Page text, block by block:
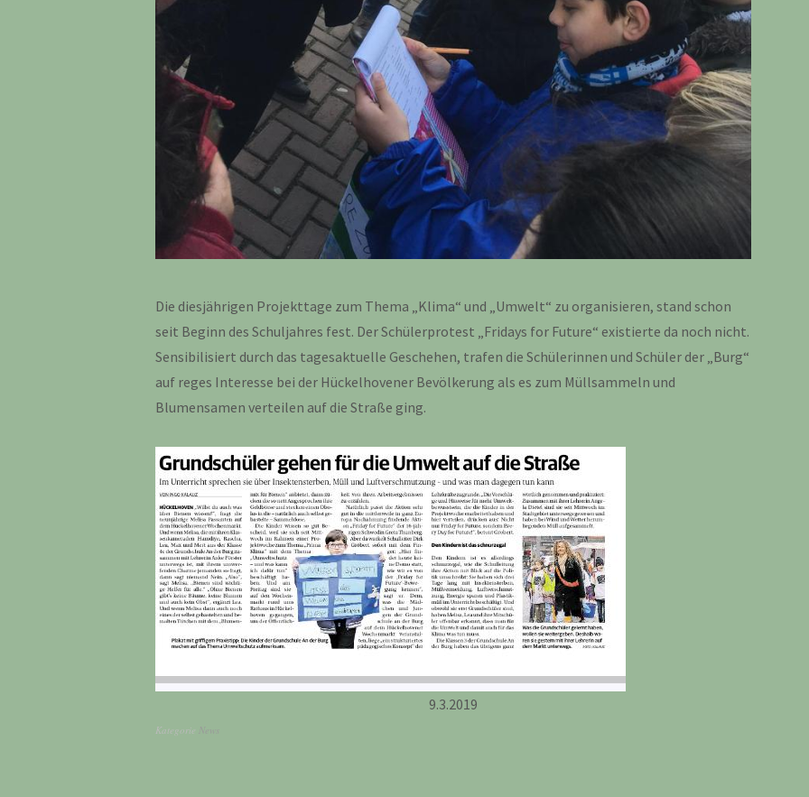
Die diesjährigen Projekttage zum Thema „Klima“ und „Umwelt“ zu organisieren, stand schon
seit Beginn des Schuljahres fest. Der Schülerprotest „Fridays for Future“ existierte da noch nicht.
Sensibilisiert durch das tagesaktuelle Geschehen, trafen die Schülerinnen und Schüler der „Burg“
auf reges Interesse bei der Hückelhovener Bevölkerung als es zum Müllsammeln und
Blumensamen verteilen auf die Straße ging.
9.3.2019
Kategorie News